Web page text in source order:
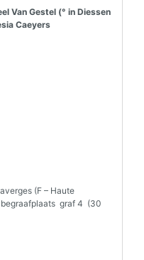
Van Gestel (° in Diessen
Caeyers
(F – Haute
graf 4 (30